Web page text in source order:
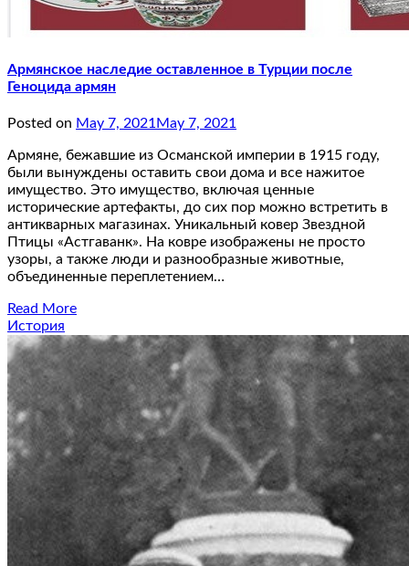
Армянское наследие оставленное в Турции после
Геноцида армян
Posted on May 7, 2021 May 7, 2021
Армяне, бежавшие из Османской империи в 1915 году,
были вынуждены оставить свои дома и все нажитое
имущество. Это имущество, включая ценные
исторические артефакты, до сих пор можно встретить в
антикварных магазинах. Уникальный ковер Звездной
Птицы «Астгаванк». На ковре изображены не просто
узоры, а также люди и разнообразные животные,
объединенные переплетением…
Read More
История